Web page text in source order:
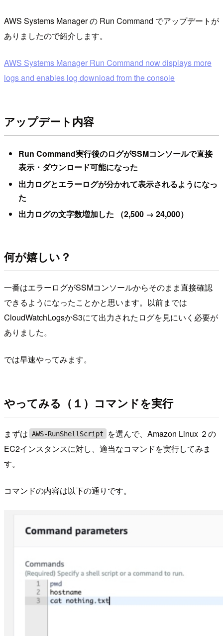
AWS Systems Manager の Run Command でアップデートが
ありましたので紹介します。
AWS Systems Manager Run Command now displays more
logs and enables log download from the console
アップデート内容
Run Command実行後のログがSSMコンソールで直接
表示・ダウンロード可能になった
出力ログとエラーログが分かれて表示されるようになっ
た
出力ログの文字数増加した （2,500 → 24,000）
何が嬉しい？
一番はエラーログがSSMコンソールからそのまま直接確認
できるようになったことかと思います。以前までは
CloudWatchLogsかS3にて出力されたログを見にいく必要が
ありました。
では早速やってみます。
やってみる（１）コマンドを実行
まずは AWS-RunShellScript
を選んで、Amazon Linux ２の
EC2インスタンスに対し、適当なコマンドを実行してみま
す。
コマンドの内容は以下の通りです。